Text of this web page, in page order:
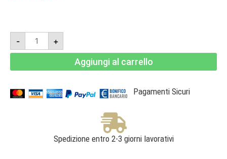
-
Cassa
bottiglie
-
DOCG
Extra
Brut
+
Aggiungi al carrello
Pagamenti Sicuri
Spedizione entro 2-3 giorni lavorativi